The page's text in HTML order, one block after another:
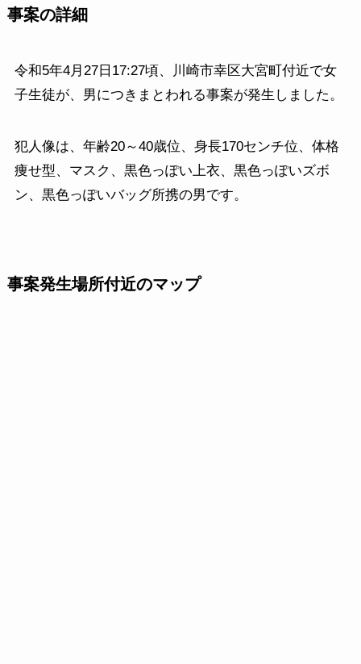
事案の詳細
令和5年4月27日17:27頃、川崎市幸区大宮町付近で女
子生徒が、男につきまとわれる事案が発生しました。
犯人像は、年齢20～40歳位、身長170センチ位、体格
痩せ型、マスク、黒色っぽい上衣、黒色っぽいズボ
ン、黒色っぽいバッグ所携の男です。
事案発生場所付近のマップ